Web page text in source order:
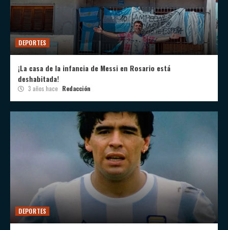
DEPORTES
¡La casa de la infancia de Messi en Rosario está
deshabitada!
3 años hace Redacción
DEPORTES